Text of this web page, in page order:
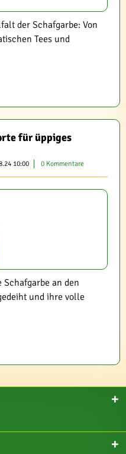
der Schafgarbe: Von
Tees und
für üppiges
10:00 0 Kommentare
Schafgarbe an den
und ihre volle